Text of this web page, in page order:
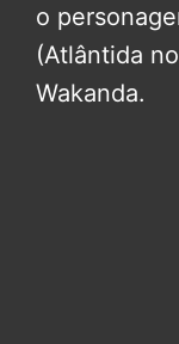
o
(Atlântida
Wakanda.